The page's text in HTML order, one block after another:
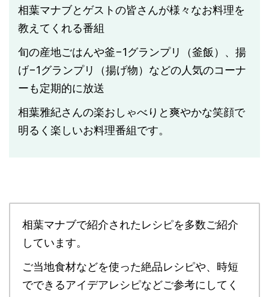
相葉マナブとゲストの皆さんが様々なお料理を
教えてくれる番組
旬の産地ごはんや釜−1グランプリ（釜飯）、揚
げ−1グランプリ（揚げ物）などの人気のコーナ
ーも定期的に放送
相葉雅紀さんの楽おしゃべりと爽やかな笑顔で
明るく楽しいお料理番組です。
相葉マナブで紹介されたレシピを多数ご紹介
しています。
ご当地食材などを使った絶品レシピや、時短
でできるアイデアレシピなどご参考にしてく